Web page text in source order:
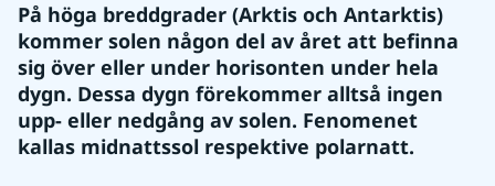
På höga breddgrader (Arktis och Antarktis)
kommer solen någon del av året att befinna
sig över eller under horisonten under hela
dygn. Dessa dygn förekommer alltså ingen
upp- eller nedgång av solen. Fenomenet
kallas midnattssol respektive polarnatt.